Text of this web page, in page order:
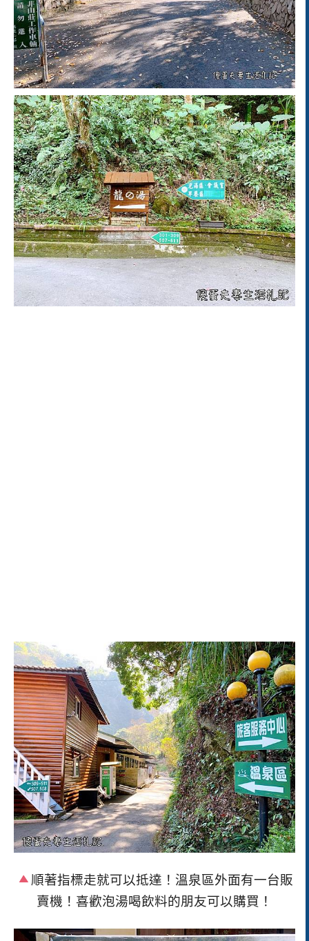
順著指標走就可以抵達！ 溫泉區外面有一台販
賣機！喜歡泡湯喝飲料的朋友可以購買！